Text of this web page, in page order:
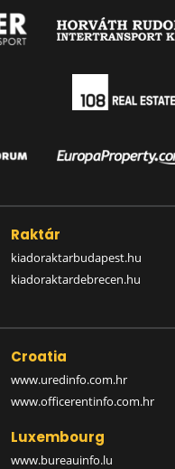
Raktár
kiadoraktarbudapest.hu
kiadoraktardebrecen.hu
Croatia
www.uredinfo.com.hr
www.officerentinfo.com.hr
Luxembourg
www.bureauinfo.lu